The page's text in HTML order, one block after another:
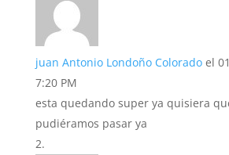
juan Antonio Londoño Colorado el
7:20 PM
esta quedando super ya quisiera
pudiéramos pasar ya